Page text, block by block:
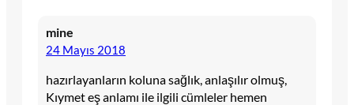
mine
24 Mayıs 2018
hazırlayanların koluna sağlık, anlaşılır olmuş,
Kıymet eş anlamı ile ilgili cümleler hemen